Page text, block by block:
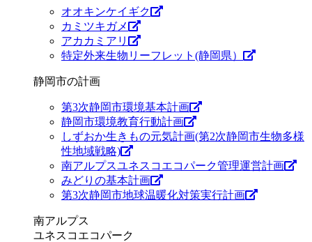
オオキンケイギク
カミツキガメ
アカカミアリ
特定外来生物リーフレット(静岡県）
静岡市の計画
第3次静岡市環境基本計画
静岡市環境教育行動計画
しずおか生きもの元気計画(第2次静岡市生物多様
性地域戦略)
南アルプスユネスコエコパーク管理運営計画
みどりの基本計画
第3次静岡市地球温暖化対策実行計画
南アルプス
ユネスコエコパーク